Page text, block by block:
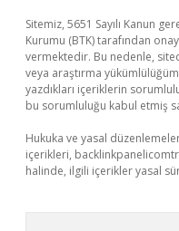
Sitemiz, 5651 Sayılı Kanun
Kurumu (BTK) tarafından
vermektedir. Bu nedenle,
veya araştırma
yazdıkları içeriklerin
bu sorumluluğu kabul etmiş
Hukuka ve yasal
içerikleri,
halinde, ilgili içerikler yasal